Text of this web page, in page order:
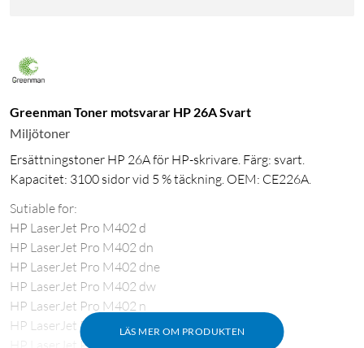
Greenman Toner motsvarar HP 26A Svart
Miljötoner
Ersättningstoner HP 26A för HP-skrivare. Färg: svart.
Kapacitet: 3100 sidor vid 5 % täckning. OEM: CE226A.
LÄS MER OM PRODUKTEN
Sutiable for:
HP LaserJet Pro M402 d
HP LaserJet Pro M402 dn
HP LaserJet Pro M402 dne
HP LaserJet Pro M402 dw
HP LaserJet Pro M402 n
HP LaserJet Pro MFP M426 dn